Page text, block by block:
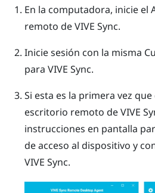
En la computadora, inicie el
remoto de VIVE Sync.
Inicie sesión con la misma
para VIVE Sync.
Si esta es la primera vez
escritorio remoto de VIVE
instrucciones en pantalla
de acceso al dispositivo y
VIVE Sync.